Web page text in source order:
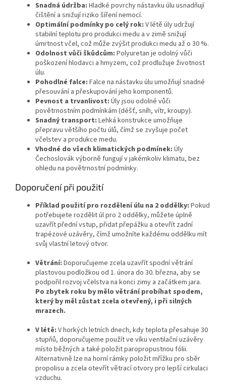
Snadná údržba: Hladké povrchy nástavku úlu usnadňují
čištění a snižují riziko šíření nemocí.
Optimální podmínky po celý rok: V létě úly udržují
stabilní teplotu pro produkci medu a v zimě snižují
úmrtnost včel, což může zvýšit produkci medu až o 30 %.
Odolnost vůči škůdcům: Polyuretan je odolný vůči
poškození hlodavci a hmyzem, což prodlužuje životnost
úlu.
Pohodlné falce: Falce na nástavku úlu umožňují snadné
přesouvání a přeskupování jeho komponentů.
Pevnost a trvanlivost: Úly jsou odolné vůči
povětrnostním podmínkám (déšť, sníh, vítr, kroupy).
Snadný transport: Lehká konstrukce umožňuje
přepravu většího počtu úlů, čímž se zvyšuje počet
včelstev a produkce medu.
Vhodné do všech klimatických podmínek: Úly
Čechoslovák výborně fungují v jakémkoliv klimatu, bez
ohledu na povětrnostní podmínky.
Doporučení při použití
Příklad použití pro rozdělení úlu na 2 oddělky: Pokud
potřebujete rozdělit úl pro 2 oddělky, můžete úplně
uzavřít přední vstup, přidat přepážku a otevřít zadní
trapézové uzávěry, čímž umožníte každému oddělku mít
svůj vlastní letový otvor.
Větrání: Doporučujeme zcela uzavřít spodní větrání
plastovou podložkou od 1. února do 30. března, aby se
podpořil rozvoj včelstva na konci zimy a začátkem jara.
Po zbytek roku by mělo větrání probíhat spodem,
který by měl zůstat zcela otevřený, i při silných
mrazech.
V létě: V horkých letních dnech, kdy teplota přesahuje 30
stupňů, doporučujeme použít ve víku ventilační uzávěry
místo běžných a také položit paropropustnou fólii.
Alternativně lze na horní rámky položit mřížku pro sběr
propolisu a zcela otevřít větrací otvory pro lepší cirkulaci
vzduchu.